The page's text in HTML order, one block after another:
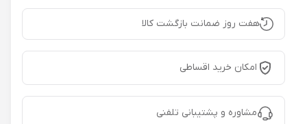
هفت روز ضمانت بازگشت کالا
امکان خرید اقساطی
مشاوره و پشتیبانی تلفنی